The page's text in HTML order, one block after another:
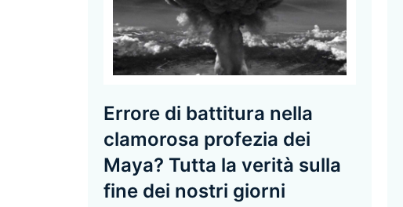
Errore di battitura nella
clamorosa profezia dei
Maya? Tutta la verità sulla
fine dei nostri giorni